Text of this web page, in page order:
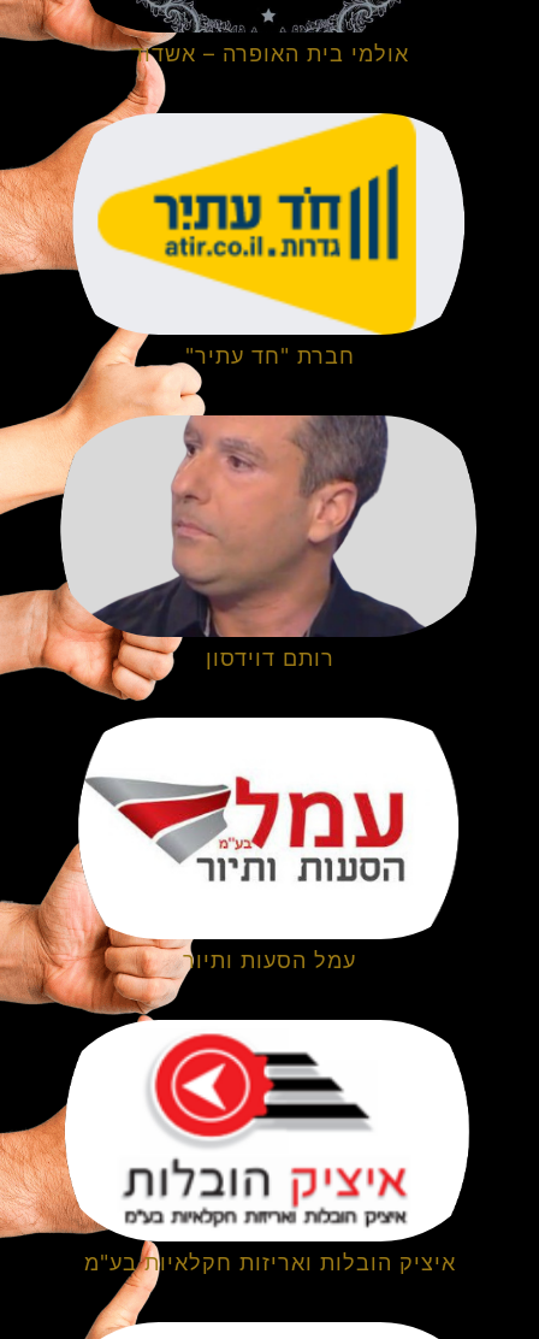
אולמי בית האופרה – אשדוד
חברת "חד עתיר"
רותם דוידסון
עמל הסעות ותיור
איציק הובלות ואריזות חקלאיות בע"מ